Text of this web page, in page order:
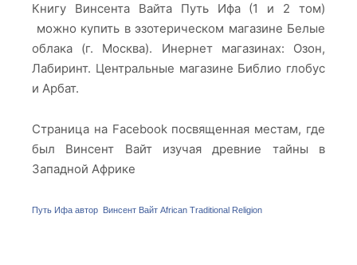
Книгу Винсента Вайта Путь Ифа (1 и 2 том)
можно купить в эзотерическом магазине Белые
облака (г. Москва). Инернет магазинах: Озон,
Лабиринт. Центральные магазине Библио глобус
и Арбат.
Страница на Facebook посвященная местам, где
был Винсент Вайт изучая древние тайны в
Западной Африке
Путь Ифа автор Винсент Вайт African Traditional Religion